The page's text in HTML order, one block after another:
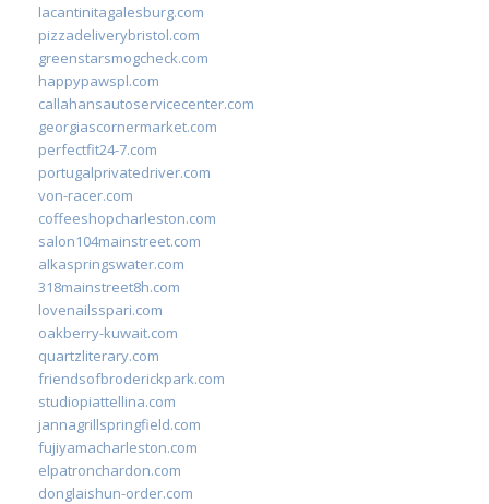
lacantinitagalesburg.com
pizzadeliverybristol.com
greenstarsmogcheck.com
happypawspl.com
callahansautoservicecenter.com
georgiascornermarket.com
perfectfit24-7.com
portugalprivatedriver.com
von-racer.com
coffeeshopcharleston.com
salon104mainstreet.com
alkaspringswater.com
318mainstreet8h.com
lovenailsspari.com
oakberry-kuwait.com
quartzliterary.com
friendsofbroderickpark.com
studiopiattellina.com
jannagrillspringfield.com
fujiyamacharleston.com
elpatronchardon.com
donglaishun-order.com